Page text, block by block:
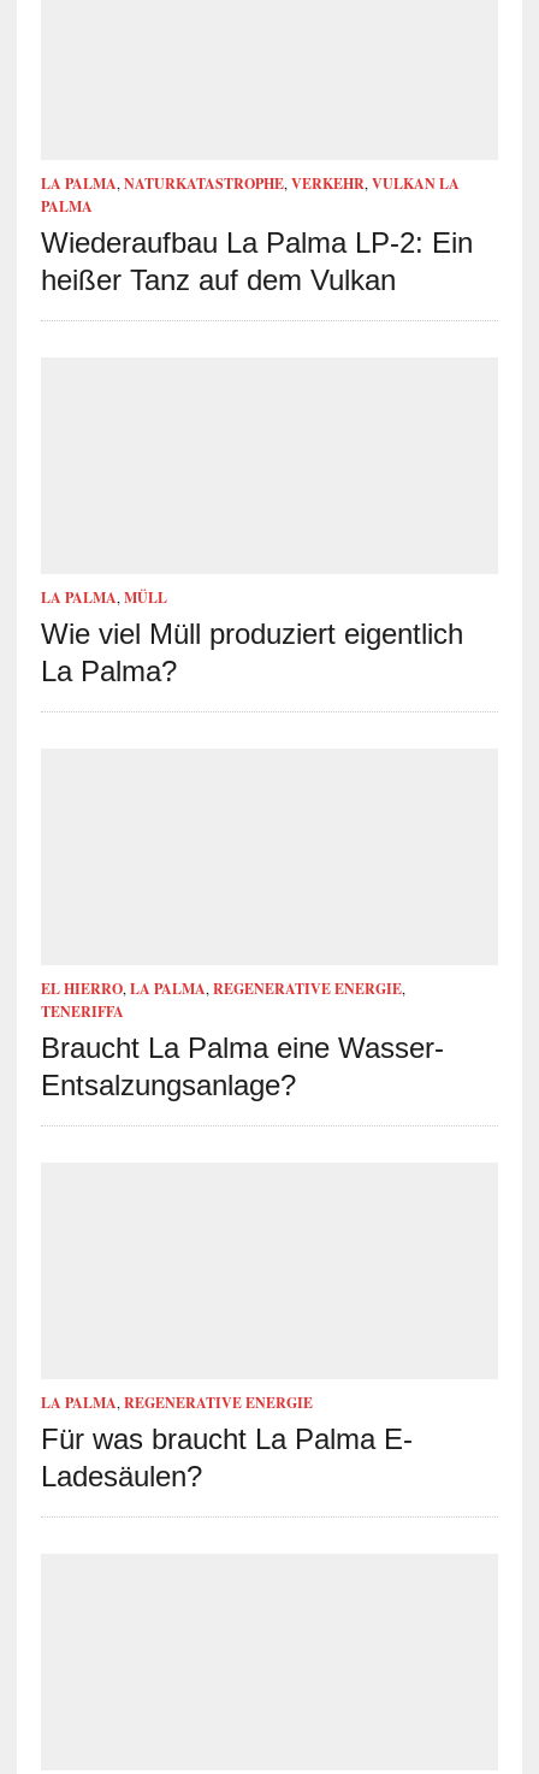
LA PALMA, NATURKATASTROPHE, VERKEHR, VULKAN LA
PALMA
Wiederaufbau La Palma LP-2: Ein
heißer Tanz auf dem Vulkan
LA PALMA, MÜLL
Wie viel Müll produziert eigentlich
La Palma?
EL HIERRO, LA PALMA, REGENERATIVE ENERGIE,
TENERIFFA
Braucht La Palma eine Wasser-
Entsalzungsanlage?
LA PALMA, REGENERATIVE ENERGIE
Für was braucht La Palma E-
Ladesäulen?